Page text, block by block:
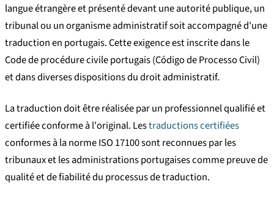
langue étrangère et présenté devant une autorité publique, un
tribunal ou un organisme administratif soit accompagné d'une
traduction en portugais. Cette exigence est inscrite dans le
Code de procédure civile portugais (Código de Processo Civil)
et dans diverses dispositions du droit administratif.
La traduction doit être réalisée par un professionnel qualifié et
certifiée conforme à l'original. Lestraductions certifiées
conformes à la norme ISO 17100 sont reconnues par les
tribunaux et les administrations portugaises comme preuve de
qualité et de fiabilité du processus de traduction.